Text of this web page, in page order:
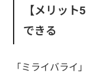
【メリット
できる
「ミライバライ